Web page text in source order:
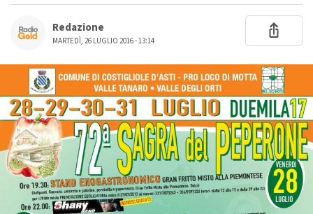
Redazione
MARTEDÌ, 26 LUGLIO 2016 - 13:14